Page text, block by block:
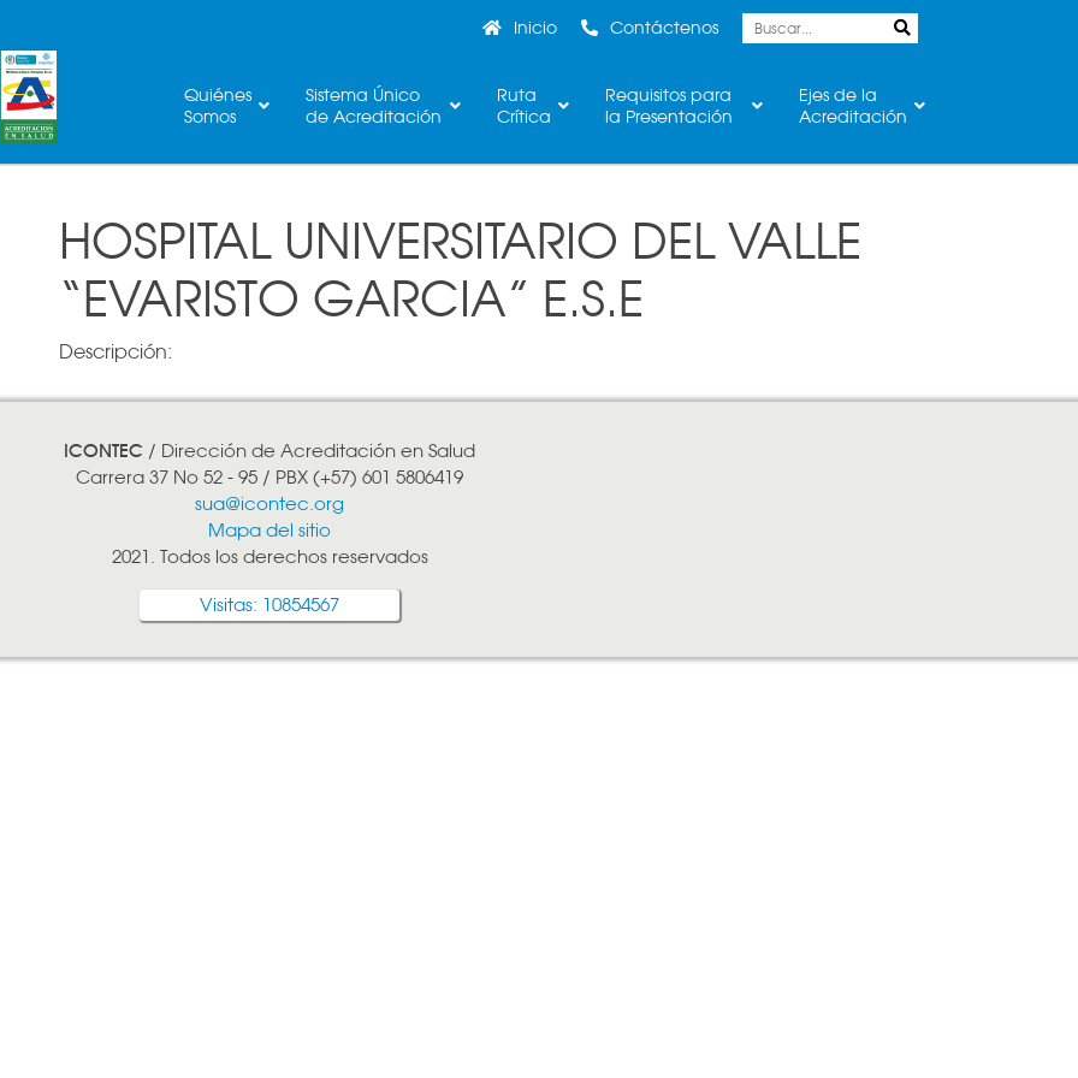
Inicio Contáctenos
Quiénes
Somos
Sistema Único
de Acreditación
Ruta
Crítica
Requisitos para
la Presentación
Ejes de la
Acreditación
HOSPITAL UNIVERSITARIO DEL VALLE
“EVARISTO GARCIA” E.S.E
Descripción:
ICONTEC / Dirección de Acreditación en Salud
Carrera 37 No 52 - 95 / PBX (+57) 601 5806419
sua@icontec.org
Mapa del sitio
2021. Todos los derechos reservados
Visitas: 10854567